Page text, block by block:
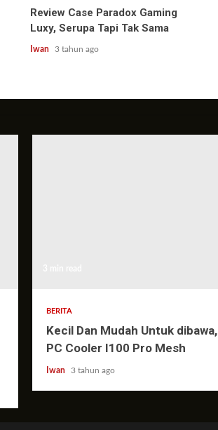
Review Case Paradox Gaming
Luxy, Serupa Tapi Tak Sama
Iwan 3 tahun ago
BERITA
Kecil Dan Mudah Untuk dibawa,
PC Cooler I100 Pro Mesh
Iwan 3 tahun ago